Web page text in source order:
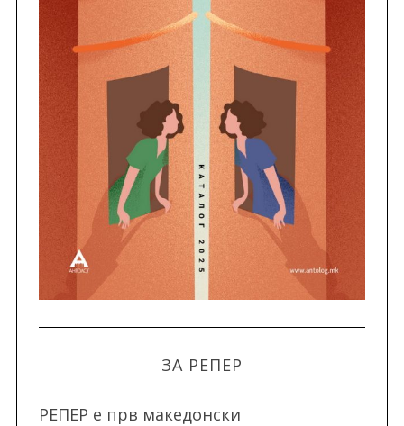
ЗА РЕПЕР
РЕПЕР e прв македонски